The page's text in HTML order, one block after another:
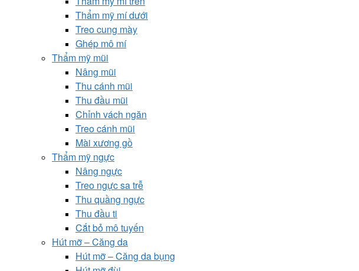
Thẩm mỹ mí dưới
Treo cung mày
Ghép mô mí
Thẩm mỹ mũi
Nâng mũi
Thu cánh mũi
Thu đầu mũi
Chỉnh vách ngăn
Treo cánh mũi
Mài xương gồ
Thẩm mỹ ngực
Nâng ngực
Treo ngực sa trễ
Thu quầng ngực
Thu đầu ti
Cắt bỏ mô tuyến
Hút mỡ – Căng da
Hút mỡ – Căng da bụng